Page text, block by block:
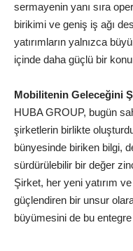
sermayenin yanı sıra
birikimi ve geniş iş ağı
yatırımların yalnızca
içinde daha güçlü bir
Mobilitenin Geleceğini
HUBA GROUP, bugün
şirketlerin birlikte
bünyesinde biriken bilgi,
sürdürülebilir bir değer
Şirket, her yeni yatırım
güçlendiren bir unsur
büyümesini de bu